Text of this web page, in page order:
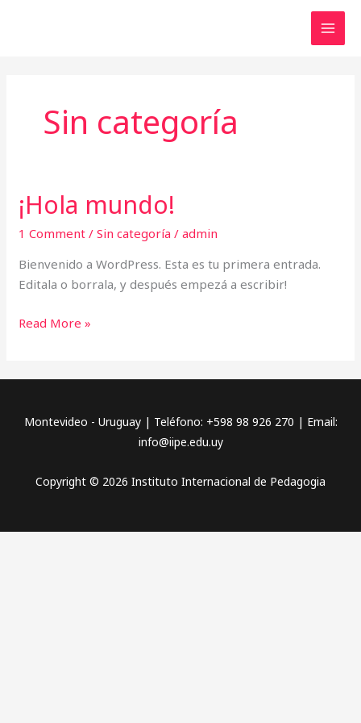
Sin categoría
¡Hola mundo!
1 Comment /Sin categoría /admin
Bienvenido a WordPress. Esta es tu primera entrada.
Editala o borrala, y después empezá a escribir!
¡Hola
mundo!
Read More »
Montevideo - Uruguay | Teléfono: +598 98 926 270 | Email:
info@iipe.edu.uy
Copyright © 2026 Instituto Internacional de Pedagogia